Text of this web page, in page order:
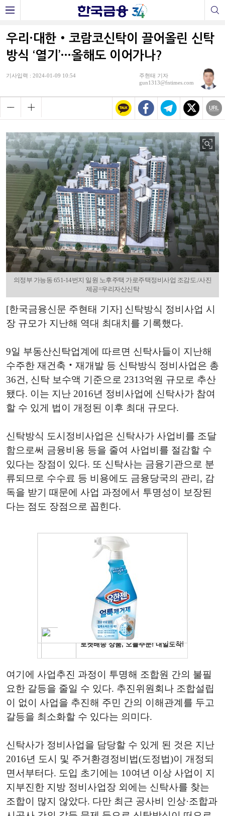
우리·대한‧코람코신탁이 끌어올린 신탁
방식 ‘열기’…올해도 이어가나?
기사입력 : 2024-01-09 10:54
주현태 기자
gun1313@fntimes.com
의정부 가능동 651-14번지 일원 노후주택 가로주택정비사업 조감도./사진
제공=우리자산신탁
[한국금융신문 주현태 기자] 신탁방식 정비사업 시
장 규모가 지난해 역대 최대치를 기록했다.
9일 부동산신탁업계에 따르면 신탁사들이 지난해
수주한 재건축‧재개발 등 신탁방식 정비사업은 총
36건, 신탁 보수액 기준으로 2313억원 규모로 추산
됐다. 이는 지난 2016년 정비사업에 신탁사가 참여
할 수 있게 법이 개정된 이후 최대 규모다.
신탁방식 도시정비사업은 신탁사가 사업비를 조달
함으로써 금융비용 등을 줄여 사업비를 절감할 수
있다는 장점이 있다. 또 신탁사는 금융기관으로 분
류되므로 수수료 등 비용에도 금융당국의 관리, 감
독을 받기 때문에 사업 과정에서 투명성이 보장된
다는 점도 장점으로 꼽힌다.
여기에 사업추진 과정이 투명해 조합원 간의 불필
요한 갈등을 줄일 수 있다. 추진위원회나 조합설립
이 없이 사업을 추진해 주민 간의 이해관계를 두고
갈등을 최소화할 수 있다는 의미다.
신탁사가 정비사업을 담당할 수 있게 된 것은 지난
2016년 도시 및 주거환경정비법(도정법)이 개정되
면서부터다. 도입 초기에는 10여년 이상 사업이 지
지부진한 지방 정비사업장 외에는 신탁사를 찾는
조합이 많지 않았다. 다만 최근 공사비 인상·조합과